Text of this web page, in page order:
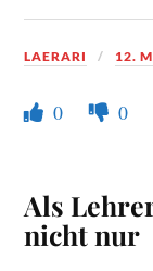
LAERARI 12.
0 0
Als
nicht nur